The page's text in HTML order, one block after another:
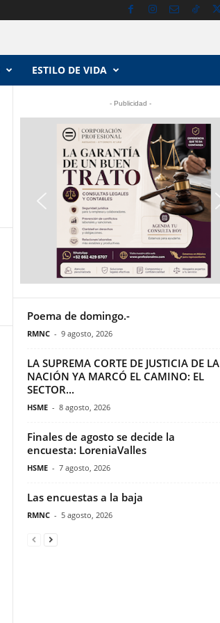
ESTILO DE VIDA
- Publicidad -
Poema de domingo.-
RMNC - 9 agosto, 2026
LA SUPREMA CORTE DE JUSTICIA DE LA
NACIÓN YA MARCÓ EL CAMINO: EL
SECTOR...
HSME - 8 agosto, 2026
Finales de agosto se decide la
encuesta: LoreniaValles
HSME - 7 agosto, 2026
Las encuestas a la baja
RMNC - 5 agosto, 2026